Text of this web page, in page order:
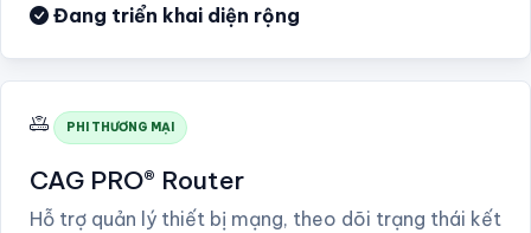
Đang triển khai diện rộng
PHI THƯƠNG MẠI
CAG PRO® Router
Hỗ trợ quản lý thiết bị mạng, theo dõi trạng thái kết